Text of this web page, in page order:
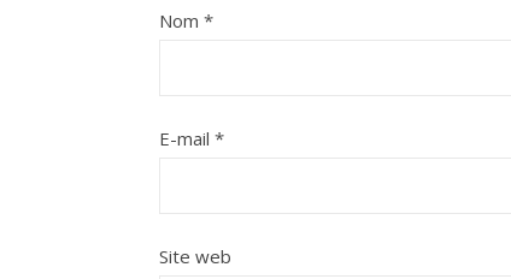
Nom *
E-mail *
Site web